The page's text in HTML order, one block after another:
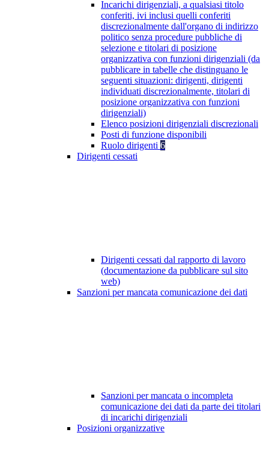
Incarichi dirigenziali, a qualsiasi titolo
conferiti, ivi inclusi quelli conferiti
discrezionalmente dall'organo di indirizzo
politico senza procedure pubbliche di
selezione e titolari di posizione
organizzativa con funzioni dirigenziali (da
pubblicare in tabelle che distinguano le
seguenti situazioni: dirigenti, dirigenti
individuati discrezionalmente, titolari di
posizione organizzativa con funzioni
dirigenziali)
Elenco posizioni dirigenziali discrezionali
Posti di funzione disponibili
Ruolo dirigenti 6
Dirigenti cessati
Dirigenti cessati dal rapporto di lavoro
(documentazione da pubblicare sul sito
web)
Sanzioni per mancata comunicazione dei dati
Sanzioni per mancata o incompleta
comunicazione dei dati da parte dei titolari
di incarichi dirigenziali
Posizioni organizzative